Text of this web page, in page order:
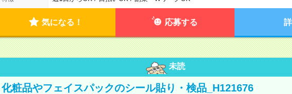
気になる！ 応募する
未読
化粧品やフェイスパックのシール貼り・検品_H121676